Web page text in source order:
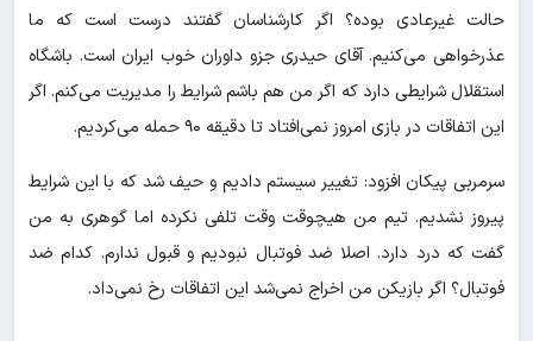
حالت غیرعادی بوده؟ اگر کارشناسان گفتند درست است که ما
عذرخواهی می‌کنیم. آقای حیدری جزو داوران خوب ایران است. باشگاه
استقلال شرایطی دارد که اگر من هم باشم شرایط را مدیریت می‌کنم. اگر
این اتفاقات در بازی امروز نمی‌افتاد تا دقیقه ۹۰ حمله می‌کردیم.
سرمربی پیکان افزود: تغییر سیستم دادیم و حیف شد که با این شرایط
پیروز نشدیم. تیم من هیچوقت وقت تلفی نکرده اما گوهری به من
گفت که درد دارد. اصلا ضد فوتبال نبودیم و قبول ندارم. کدام ضد
فوتبال؟ اگر بازیکن من اخراج نمی‌شد این اتفاقات رخ نمی‌داد.